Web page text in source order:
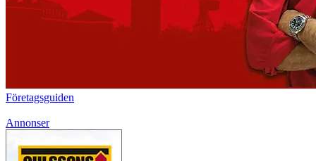
Företagsguiden
Annonser